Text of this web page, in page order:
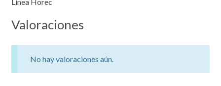
Valoraciones
No hay valoraciones aún.